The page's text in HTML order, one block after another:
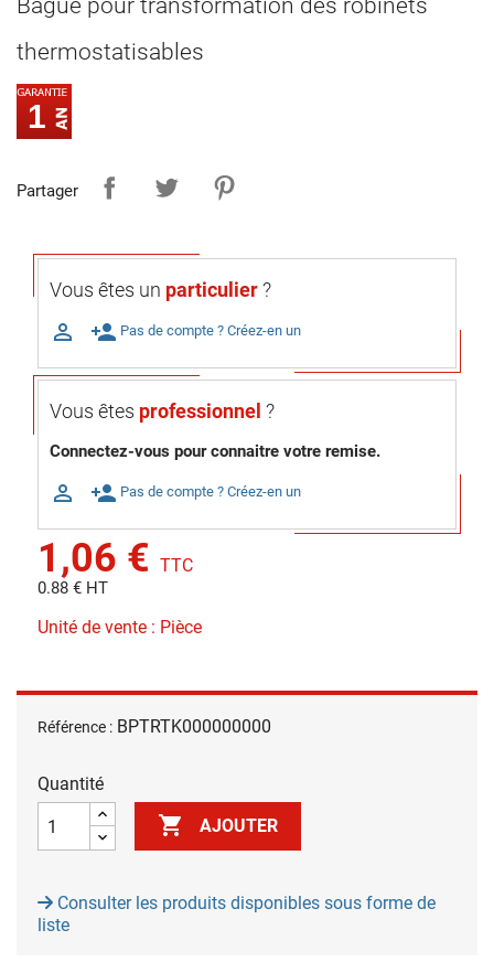
Bague pour transformation des robinets
thermostatisables
1
Partager
Vous êtes un particulier?
 person_add Pas de compte ? Créez-en un
Vous êtes professionnel ?
Connectez-vous pour connaitre votre remise.
 person_add Pas de compte ? Créez-en un
1,06 € TTC
0.88 € HT
Unité de vente : Pièce
Référence : BPTRTK000000000
Quantité
 AJOUTER
Consulter les produits disponibles sous forme de
liste